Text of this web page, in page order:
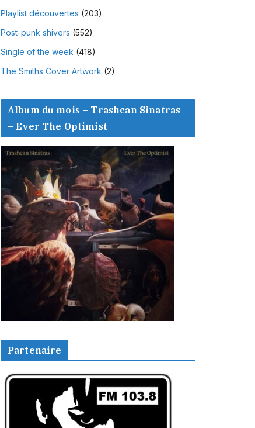
Playlist découvertes (203)
Post-punk shivers (552)
Single of the week (418)
The Smiths Cover Artwork (2)
Album du mois – Trashcan Sinatras
– Ever The Optimist
Partenaire